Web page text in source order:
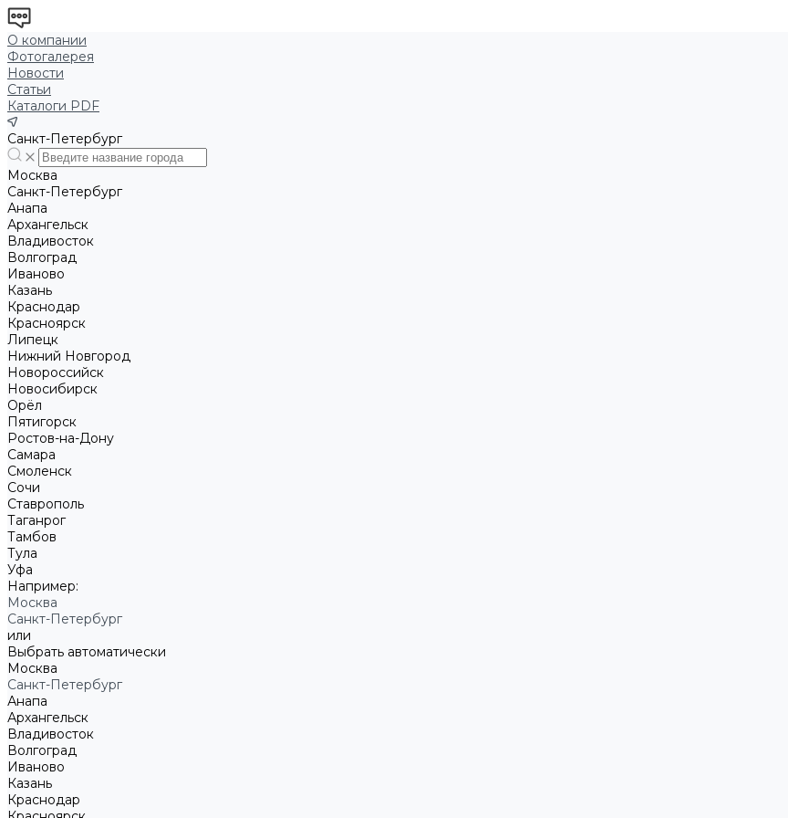
О компании
Фотогалерея
Новости
Статьи
Каталоги PDF
Санкт-Петербург
Москва
Санкт-Петербург
Анапа
Архангельск
Владивосток
Волгоград
Иваново
Казань
Краснодар
Красноярск
Липецк
Нижний Новгород
Новороссийск
Новосибирск
Орёл
Пятигорск
Ростов-на-Дону
Самара
Смоленск
Сочи
Ставрополь
Таганрог
Тамбов
Тула
Уфа
Например:
Москва
Санкт-Петербург
или
Выбрать автоматически
Москва
Санкт-Петербург
Анапа
Архангельск
Владивосток
Волгоград
Иваново
Казань
Краснодар